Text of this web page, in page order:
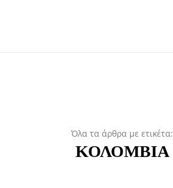
Όλα τα άρθρα με ετικέτα:
ΚΟΛΟΜΒΙΑ